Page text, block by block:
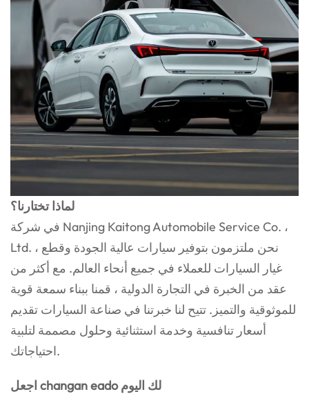
لماذا تختارنا؟
في شركة Nanjing Kaitong Automobile Service Co. ،
Ltd. ، نحن ملتزمون بتوفير سيارات عالية الجودة وقطع
غيار السيارات للعملاء في جميع أنحاء العالم. مع أكثر من
عقد من الخبرة في التجارة الدولية ، قمنا ببناء سمعة قوية
للموثوقية والتميز. تتيح لنا خبرتنا في صناعة السيارات تقديم
أسعار تنافسية وخدمة استثنائية وحلول مصممة لتلبية
احتياجاتك.
اجعل changan eado لك اليوم